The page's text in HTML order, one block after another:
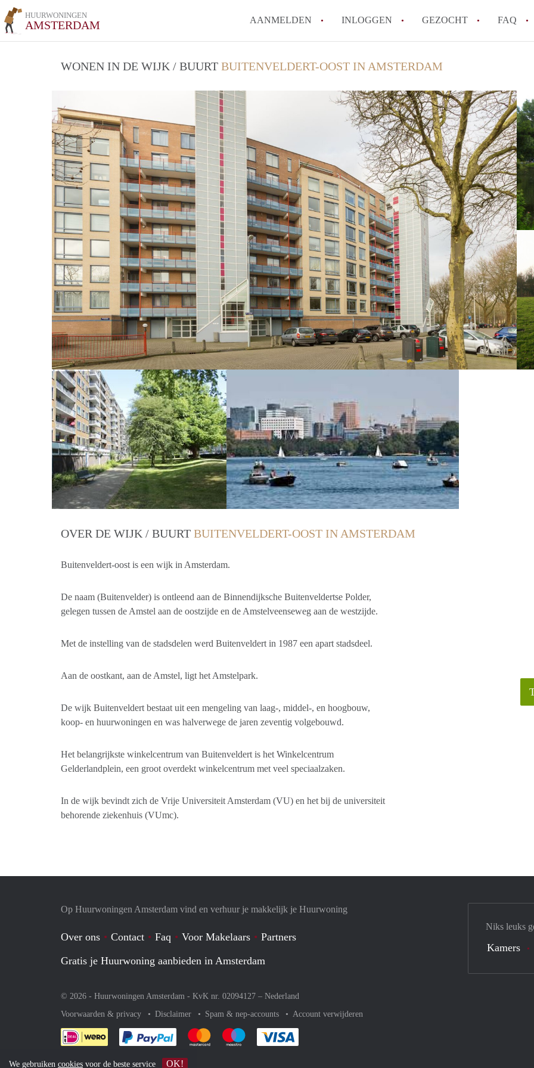
HUURWONINGEN
AMSTERDAM AANMELDEN INLOGGEN GEZOCHT FAQ
Wat is het verschil tussen sociale huur en
Heb ik recht op huurtoeslag in
Hoe vind ik snel een huurwoning in
Wat is een normale huurprijs voor een
Alle veelgestelde vragen
WONEN IN DE WIJK / BUURT BUITENVELDERT-OOST IN AMSTERDAM
OVER DE WIJK / BUURT BUITENVELDERT-OOST IN AMSTERDAM
Buitenveldert-oost is een wijk in Amsterdam.
De naam (Buitenvelder) is ontleend aan de Binnendijksche Buitenveldertse Polder,
gelegen tussen de Amstel aan de oostzijde en de Amstelveenseweg aan de westzijde.
Met de instelling van de stadsdelen werd Buitenveldert in 1987 een apart stadsdeel.
Aan de oostkant, aan de Amstel, ligt het Amstelpark.
De wijk Buitenveldert bestaat uit een mengeling van laag-, middel-, en hoogbouw,
koop- en huurwoningen en was halverwege de jaren zeventig volgebouwd.
Het belangrijkste winkelcentrum van Buitenveldert is het Winkelcentrum
Gelderlandplein, een groot overdekt winkelcentrum met veel speciaalzaken.
In de wijk bevindt zich de Vrije Universiteit Amsterdam (VU) en het bij de universiteit
behorende ziekenhuis (VUmc).
Op Huurwoningen Amsterdam vind en verhuur je makkelijk je Huurwoning
Over ons Contact Faq Voor Makelaars
Partners
Gratis je Huurwoning aanbieden in Amsterdam
© 2026 - Huurwoningen Amsterdam - KvK nr. 02094127 – Nederland
Voorwaarden & privacy
Disclaimer Spam & nep-accounts Account verwijderen
Je rekent gemakkelijk af met Paypal
Je rekent gemakkelijk af met Mastercard
Je rekent gemakkelijk af met Meastro
Niks leuks
Kamers
We gebruiken cookies voor de beste service OK!